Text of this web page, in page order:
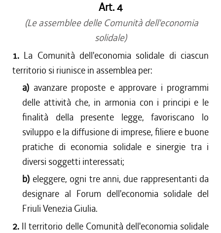
Art. 4
(Le assemblee delle Comunità dell'economia
solidale)
1. La Comunità dell'economia solidale di ciascun
territorio si riunisce in assemblea per:
a) avanzare proposte e approvare i programmi
delle attività che, in armonia con i principi e le
finalità della presente legge, favoriscano lo
sviluppo e la diffusione di imprese, filiere e buone
pratiche di economia solidale e sinergie tra i
diversi soggetti interessati;
b) eleggere, ogni tre anni, due rappresentanti da
designare al Forum dell'economia solidale del
Friuli Venezia Giulia.
2. Il territorio delle Comunità dell'economia solidale